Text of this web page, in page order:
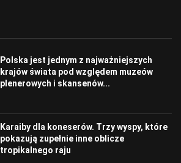
Polska jest jednym z najważniejszych
krajów świata pod względem muzeów
plenerowych i skansenów...
Karaiby dla koneserów. Trzy wyspy, które
pokazują zupełnie inne oblicze
tropikalnego raju